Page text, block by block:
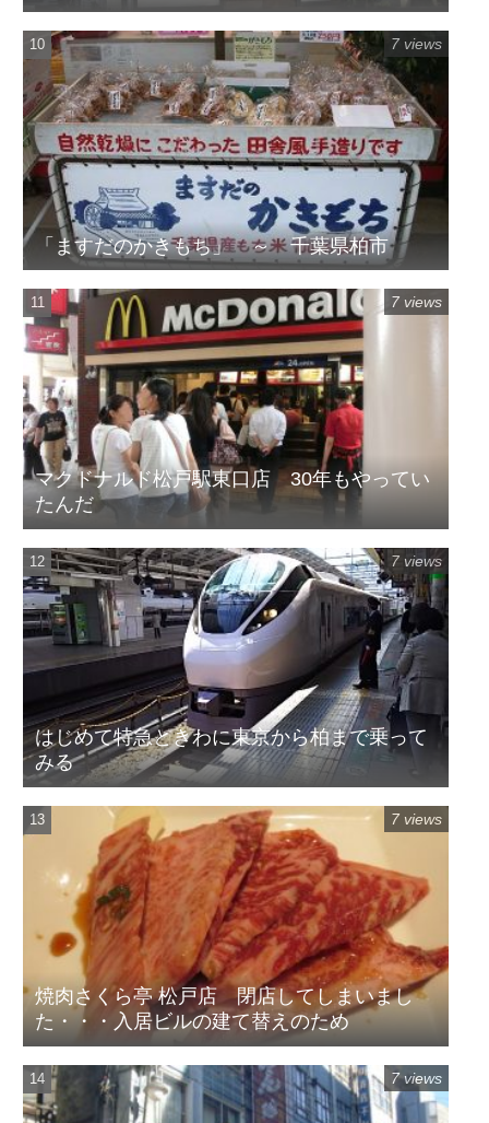
「ますだのかきもち」 ～ 千葉県柏市
7 views
マクドナルド松戸駅東口店 30年もやってい
たんだ
7 views
はじめて特急ときわに東京から柏まで乗って
みる
7 views
焼肉さくら亭 松戸店 閉店してしまいまし
た・・・入居ビルの建て替えのため
7 views
7 views